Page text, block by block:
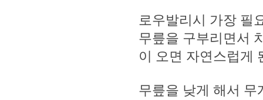
로우발리시 가장 필
무릎을 구부리면서
이 오면 자연스럽게
무릎을 낮게 해서 무